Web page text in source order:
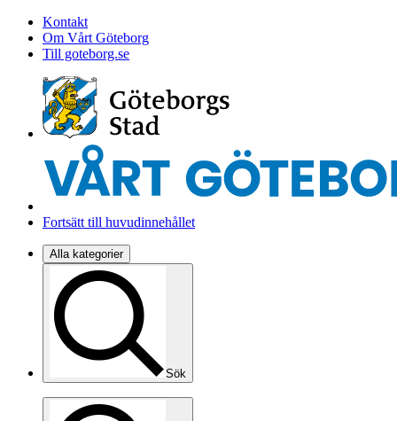
Kontakt
Om Vårt Göteborg
Till goteborg.se
Fortsätt till huvudinnehållet
Alla kategorier
Sök